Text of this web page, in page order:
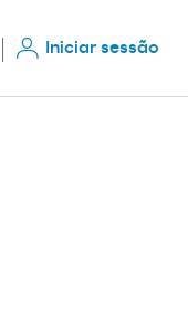
Iniciar sessão